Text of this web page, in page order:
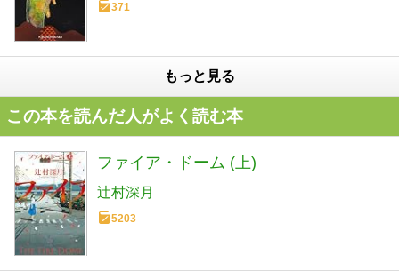
371
もっと見る
この本を読んだ人がよく読む本
ファイア・ドーム (上)
辻村深月
5203